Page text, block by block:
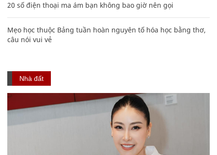
20 số điện thoại ma ám bạn không bao giờ nên gọi
Mẹo học thuộc Bảng tuần hoàn nguyên tố hóa học bằng thơ,
câu nói vui vẻ
Nhà đất